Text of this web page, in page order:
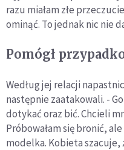
razu miałam złe
ominąć. To jednak nic nie
Pomógł
Według jej relacji
następnie zaatakowali. -
dotykać oraz bić. Chcieli
Próbowałam się bronić,
modelka. Kobieta szacuje,